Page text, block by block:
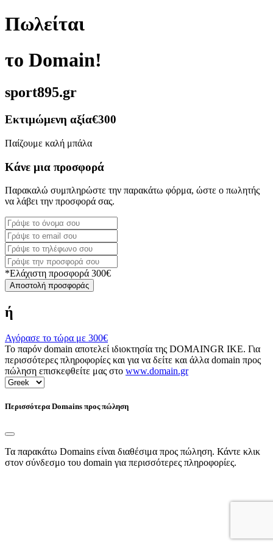
Πωλείται
το Domain!
sport895.gr
Εκτιμώμενη αξία€300
Παίζουμε καλή μπάλα
Κάνε μια προσφορά
Παρακαλώ συμπληρώστε την παρακάτω φόρμα, ώστε ο πωλητής
να λάβει την προσφορά σας.
*Ελάχιστη προσφορά 300€
Αποστολή προσφοράς
ή
Αγόρασε το τώρα με 300€
Το παρόν domain αποτελεί ιδιοκτησία της DOMAINGR ΙΚΕ. Για
περισσότερες πληροφορίες και για να δείτε και άλλα domain προς
πώληση επισκεφθείτε μας στο www.domain.gr
Περισσότερα Domains προς πώληση
Τα παρακάτω Domains είναι διαθέσιμα προς πώληση. Κάντε κλικ
στον σύνδεσμο του domain για περισσότερες πληροφορίες.